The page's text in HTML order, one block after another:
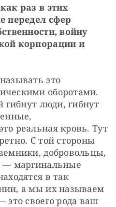
раз в этих
передел сфер
войну
корпорации и
это
оборотами.
гибнут люди, гибнут
реальная кровь. Тут
С той стороны
добровольцы,
— маргинальные
в так
а мы их называем
своего рода ваш